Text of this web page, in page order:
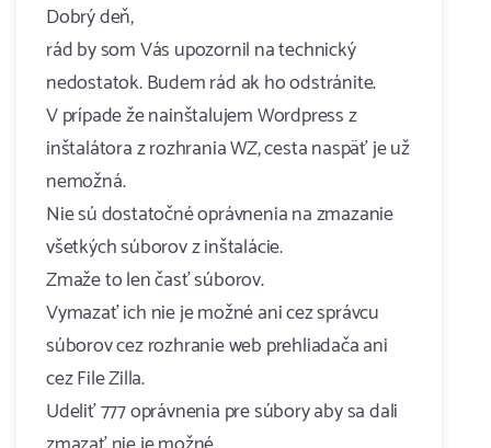
Dobrý deň,
rád by som Vás upozornil na technický
nedostatok. Budem rád ak ho odstránite.
V prípade že nainštalujem Wordpress z
inštalátora z rozhrania WZ, cesta naspäť je už
nemožná.
Nie sú dostatočné oprávnenia na zmazanie
všetkých súborov z inštalácie.
Zmaže to len časť súborov.
Vymazať ich nie je možné ani cez správcu
súborov cez rozhranie web prehliadača ani
cez File Zilla.
Udeliť 777 oprávnenia pre súbory aby sa dali